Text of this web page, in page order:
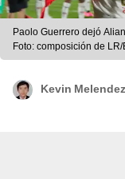
Paolo Guerrero dejó
Foto: composición de LR/
Kevin Melendez